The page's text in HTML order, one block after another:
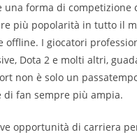
una forma di
più popolarità in tutto il
I giocatori
Dota 2 e molti altri,
non è solo un
fan sempre più ampia.
opportunità di carriera